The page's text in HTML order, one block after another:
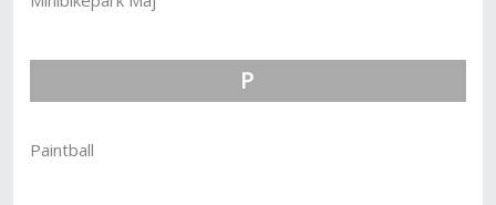
P
Paintball